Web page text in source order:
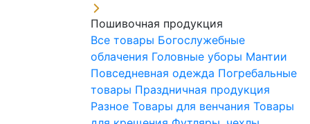
Пошивочная продукция
Все товары Богослужебные
облачения Головные уборы Мантии
Повседневная одежда Погребальные
товары Праздничная продукция
Разное Товары для венчания Товары